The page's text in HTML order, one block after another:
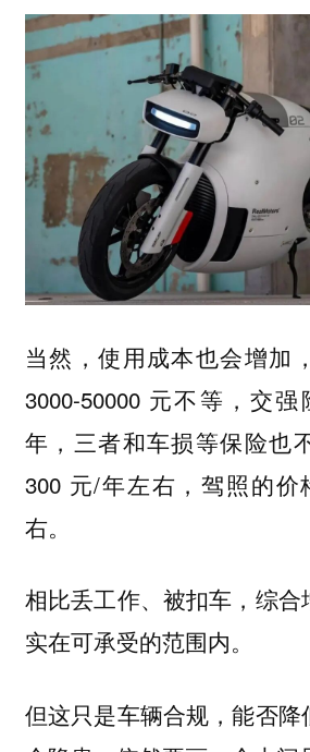
当然，使用成本也会增加
3000-50000 元不等，交
年，三者和车损等保险也
300 元/年左右，驾照的价
右。
相比丢工作、被扣车，综合
实在可承受的范围内。
但这只是车辆合规，能否降